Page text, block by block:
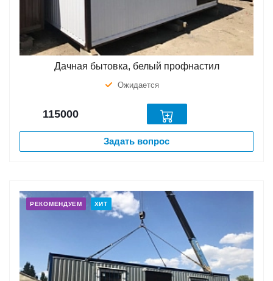
Дачная бытовка, белый профнастил
Ожидается
115000
Задать вопрос
РЕКОМЕНДУЕМ ХИТ